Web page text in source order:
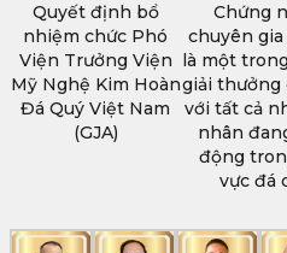
Quyết định bổ
nhiệm chức Phó
Viện Trưởng Viện
Mỹ Nghệ Kim Hoàn
Đá Quý Việt Nam
(GJA)
Chứng
chuyên
là một
giải thưởng
với tất cả
nhân
động
vực đá